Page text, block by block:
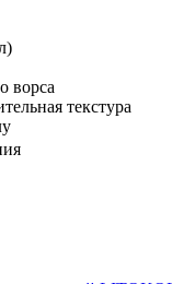
ворса
текстура